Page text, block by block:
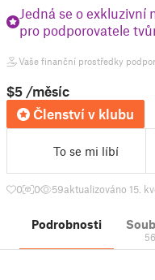
Jedná se o exkluzivní
pro podporovatele
Vaše finanční prostředky
$5 /měsíc
Členství v klubu
To se mi líbí
0 0 59aktualizováno 15.
Podrobnosti
56